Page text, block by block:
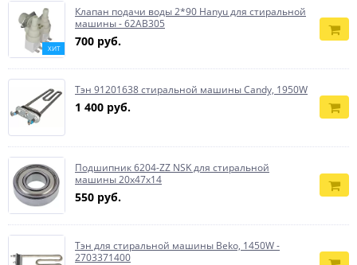
ХИТ
Клапан подачи воды 2*90 Hanyu для стиральной
машины - 62AB305
700 руб.
Тэн 91201638 стиральной машины Candy, 1950W
1 400 руб.
Подшипник 6204-ZZ NSK для стиральной
машины 20x47x14
550 руб.
Тэн для стиральной машины Beko, 1450W -
2703371400